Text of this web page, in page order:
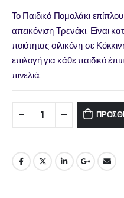
Το Παιδικό Πομολάκι
απεικόνιση Τρενάκι. Είναι
ποιότητας σιλικόνη σε
επιλογή για κάθε παιδικό
πινελιά.